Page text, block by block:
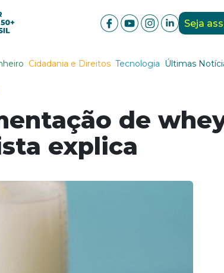
Seja
Cidadania e Direitos Tecnologia Últimas
de
explica